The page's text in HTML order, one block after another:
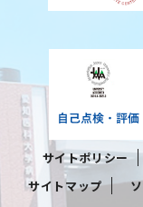
サイトポリシー
サイトマップ